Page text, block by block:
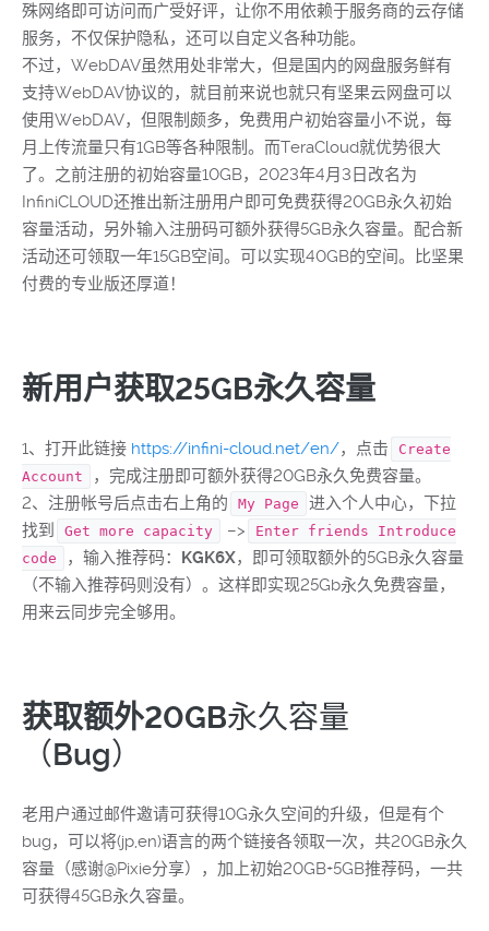
殊网络即可访问而广受好评，让你不用依赖于服务商的云存储
服务，不仅保护隐私，还可以自定义各种功能。
不过，WebDAV虽然用处非常大，但是国内的网盘服务鲜有
支持WebDAV协议的，就目前来说也就只有坚果云网盘可以
使用WebDAV，但限制颇多，免费用户初始容量小不说，每
月上传流量只有1GB等各种限制。而TeraCloud就优势很大
了。之前注册的初始容量10GB，2023年4月3日改名为
InfiniCLOUD还推出新注册用户即可免费获得20GB永久初始
容量活动，另外输入注册码可额外获得5GB永久容量。配合新
活动还可领取一年15GB空间。可以实现40GB的空间。比坚果
付费的专业版还厚道！
新用户获取25GB永久容量
1、打开此链接 https://infini-cloud.net/en/，点击
Create
Account
，完成注册即可额外获得20GB永久免费容量。
2、注册帐号后点击右上角的
My Page
进入个人中心，下拉
找到
Get more capacity –>
Enter friends Introduce
code
，输入推荐码： KGK6X，即可领取额外的5GB永久容量
（不输入推荐码则没有）。这样即实现25Gb永久免费容量，
用来云同步完全够用。
获取额外20GB永久容量
（Bug）
老用户通过邮件邀请可获得10G永久空间的升级，但是有个
bug，可以将(jp,en)语言的两个链接各领取一次，共20GB永久
容量（感谢@Pixie分享），加上初始20GB+5GB推荐码，一共
可获得45GB永久容量。